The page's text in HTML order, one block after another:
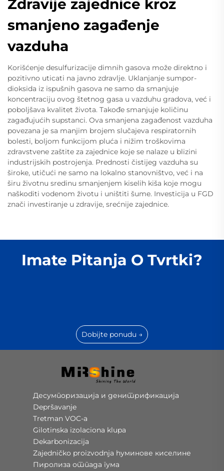
Zdravije zajednice kroz
smanjeno zagađenje
vazduha
Korišćenje desulfurizacije dimnih gasova može direktno i
pozitivno uticati na javno zdravlje. Uklanjanje sumpor-
dioksida iz ispušnih gasova ne samo da smanjuje
koncentraciju ovog štetnog gasa u vazduhu gradova, već i
poboljšava kvalitet života. Takođe smanjuje količinu
zagađujućih supstanci. Ova smanjena zagađenost vazduha
povezana je sa manjim brojem slučajeva respiratornih
bolesti, boljom funkcijom pluća i nižim troškovima
zdravstvene zaštite za zajednice koje se nalaze u blizini
industrijskih postrojenja. Prednosti čistijeg vazduha su
široke, utičući ne samo na lokalno stanovništvo, već i na
širu životnu sredinu smanjenjem kiselih kiša koje mogu
naškoditi vodenom životu i uništiti šume. Investicija u FGD
znači investiranje u zdravije, srećnije zajednice.
Imate Pitanja O Tvrtki?
Dobijte ponudu →
Десумпоризација и денитрификација
Depršavanje
Tretman VOC-a
Gilotinska izolaciona klupa
Dekarbonizacija
Zajedničko proizvodnja hуминове киселине
Пиролиза отпада гума